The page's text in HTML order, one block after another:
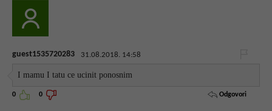
guest1535720283 31.08.2018. 14:58
I mamu I tatu ce ucinit ponosnim
0 0 Odgovori